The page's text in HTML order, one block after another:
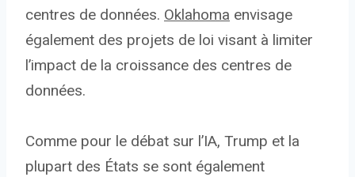
centres de données. Oklahoma envisage
également des projets de loi visant à limiter
l’impact de la croissance des centres de
données.
Comme pour le débat sur l’IA, Trump et la
plupart des États se sont également